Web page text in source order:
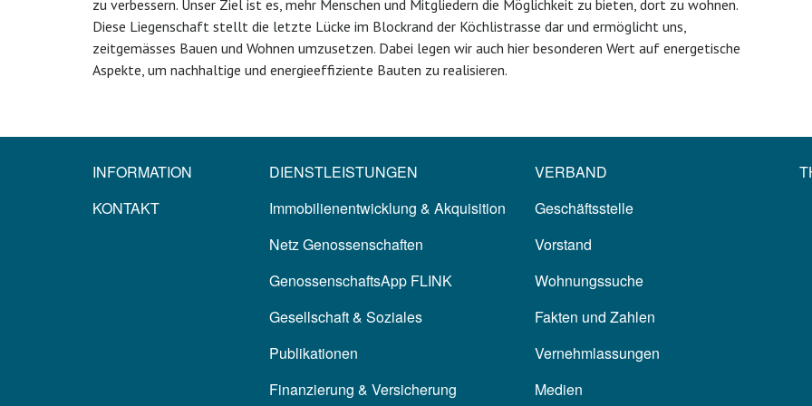
zu verbessern. Unser Ziel ist es, mehr Menschen und Mitgliedern die Möglichkeit zu bieten, dort zu wohnen.
Diese Liegenschaft stellt die letzte Lücke im Blockrand der Köchlistrasse dar und ermöglicht uns,
zeitgemässes Bauen und Wohnen umzusetzen. Dabei legen wir auch hier besonderen Wert auf energetische
Aspekte, um nachhaltige und energieeffiziente Bauten zu realisieren.
INFORMATION
KONTAKT
DIENSTLEISTUNGEN
Immobilienentwicklung & Akquisition
Netz Genossenschaften
GenossenschaftsApp FLINK
Gesellschaft & Soziales
Publikationen
Finanzierung & Versicherung
VERBAND
Geschäftsstelle
Vorstand
Wohnungssuche
Fakten und Zahlen
Vernehmlassungen
Medien